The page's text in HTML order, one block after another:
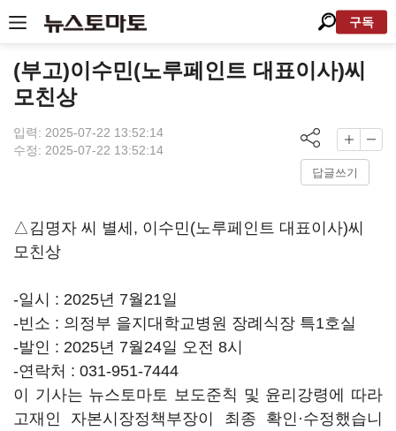
구독
(부고)이수민(노루페인트 대표이사)씨
모친상
입력: 2025-07-22 13:52:14
수정: 2025-07-22 13:52:14
답글쓰기
△김명자 씨 별세, 이수민(노루페인트 대표이사)씨
모친상
-일시 : 2025년 7월21일
-빈소 : 의정부 을지대학교병원 장례식장 특1호실
-발인 : 2025년 7월24일 오전 8시
-연락처 : 031-951-7444
이 기사는 뉴스토마토 보도준칙 및 윤리강령에 따라
고재인 자본시장정책부장이 최종 확인·수정했습니